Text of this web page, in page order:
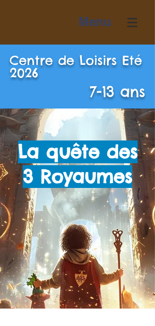
Menu
Centre de Loisirs Eté
2026
7-13 ans
La quête des
3 Royaumes